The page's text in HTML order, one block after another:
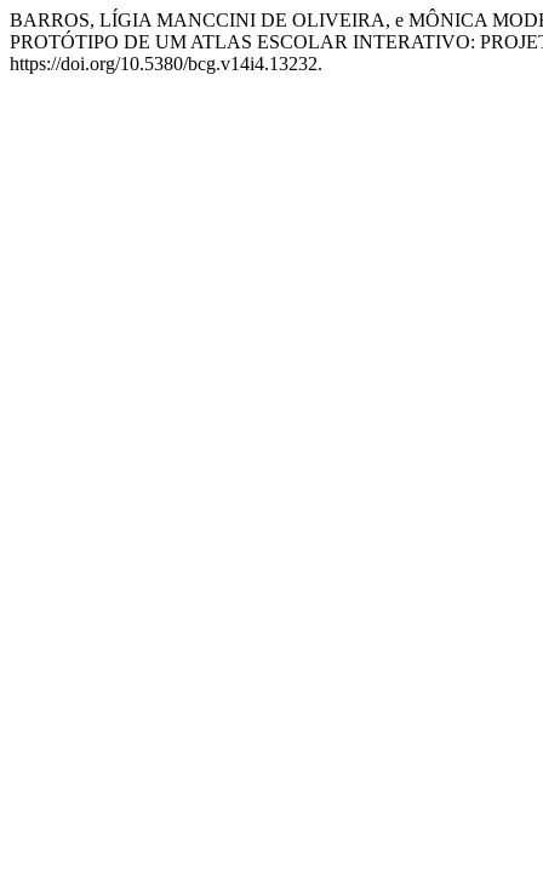
BARROS, LÍGIA MANCCINI DE OLIVEIRA, e MÔNICA
PROTÓTIPO DE UM ATLAS ESCOLAR INTERATIVO:
https://doi.org/10.5380/bcg.v14i4.13232.